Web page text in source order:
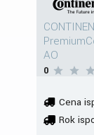
AO
0
Cena
Rok